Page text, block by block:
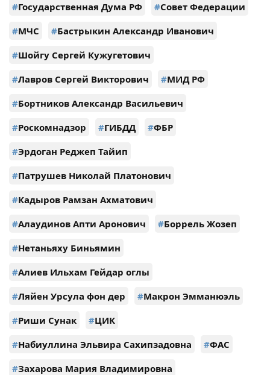
#Государственная Дума РФ #Совет Федерации
#МЧС #Бастрыкин Александр Иванович
#Шойгу Сергей Кужугетович
#Лавров Сергей Викторович #МИД РФ
#Бортников Александр Васильевич
#Роскомнадзор #ГИБДД #ФБР
#Эрдоган Реджеп Тайип
#Патрушев Николай Платонович
#Кадыров Рамзан Ахматович
#Алаудинов Апти Аронович #Боррель Жозеп
#Нетаньяху Биньямин
#Алиев Ильхам Гейдар оглы
#Ляйен Урсула фон дер #Макрон Эмманюэль
#Риши Сунак #ЦИК
#Набиуллина Эльвира Сахипзадовна #ФАС
#Захарова Мария Владимировна